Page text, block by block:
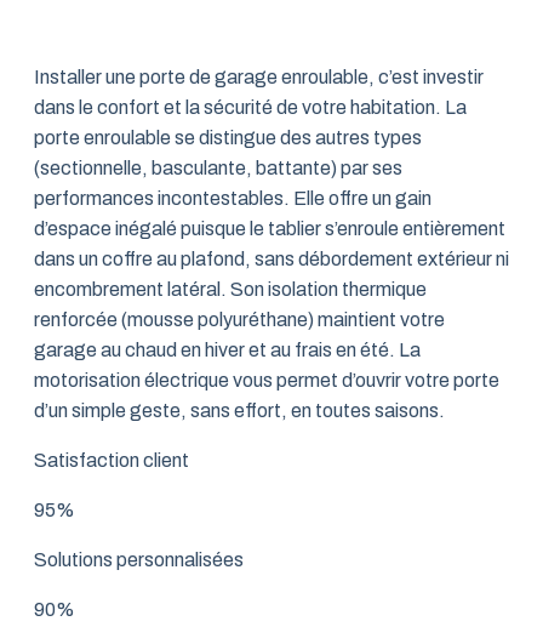
Installer une porte de garage enroulable, c’est investir
dans le confort et la sécurité de votre habitation. La
porte enroulable se distingue des autres types
(sectionnelle, basculante, battante) par ses
performances incontestables. Elle offre un gain
d’espace inégalé puisque le tablier s’enroule entièrement
dans un coffre au plafond, sans débordement extérieur ni
encombrement latéral. Son isolation thermique
renforcée (mousse polyuréthane) maintient votre
garage au chaud en hiver et au frais en été. La
motorisation électrique vous permet d’ouvrir votre porte
d’un simple geste, sans effort, en toutes saisons.
Satisfaction client
95%
Solutions personnalisées
90%